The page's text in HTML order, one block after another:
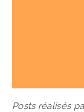
Posts réalisés